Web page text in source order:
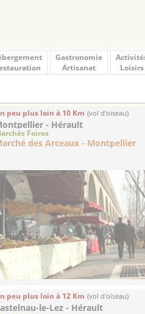
Gastronomie
Artisanat
Loisirs
peu plus loin à 10 Km (vol d'oiseau)
- Hérault
Foires
des Arceaux - Montpellier
peu plus loin à 12 Km (vol d'oiseau)
le-Lez - Hérault